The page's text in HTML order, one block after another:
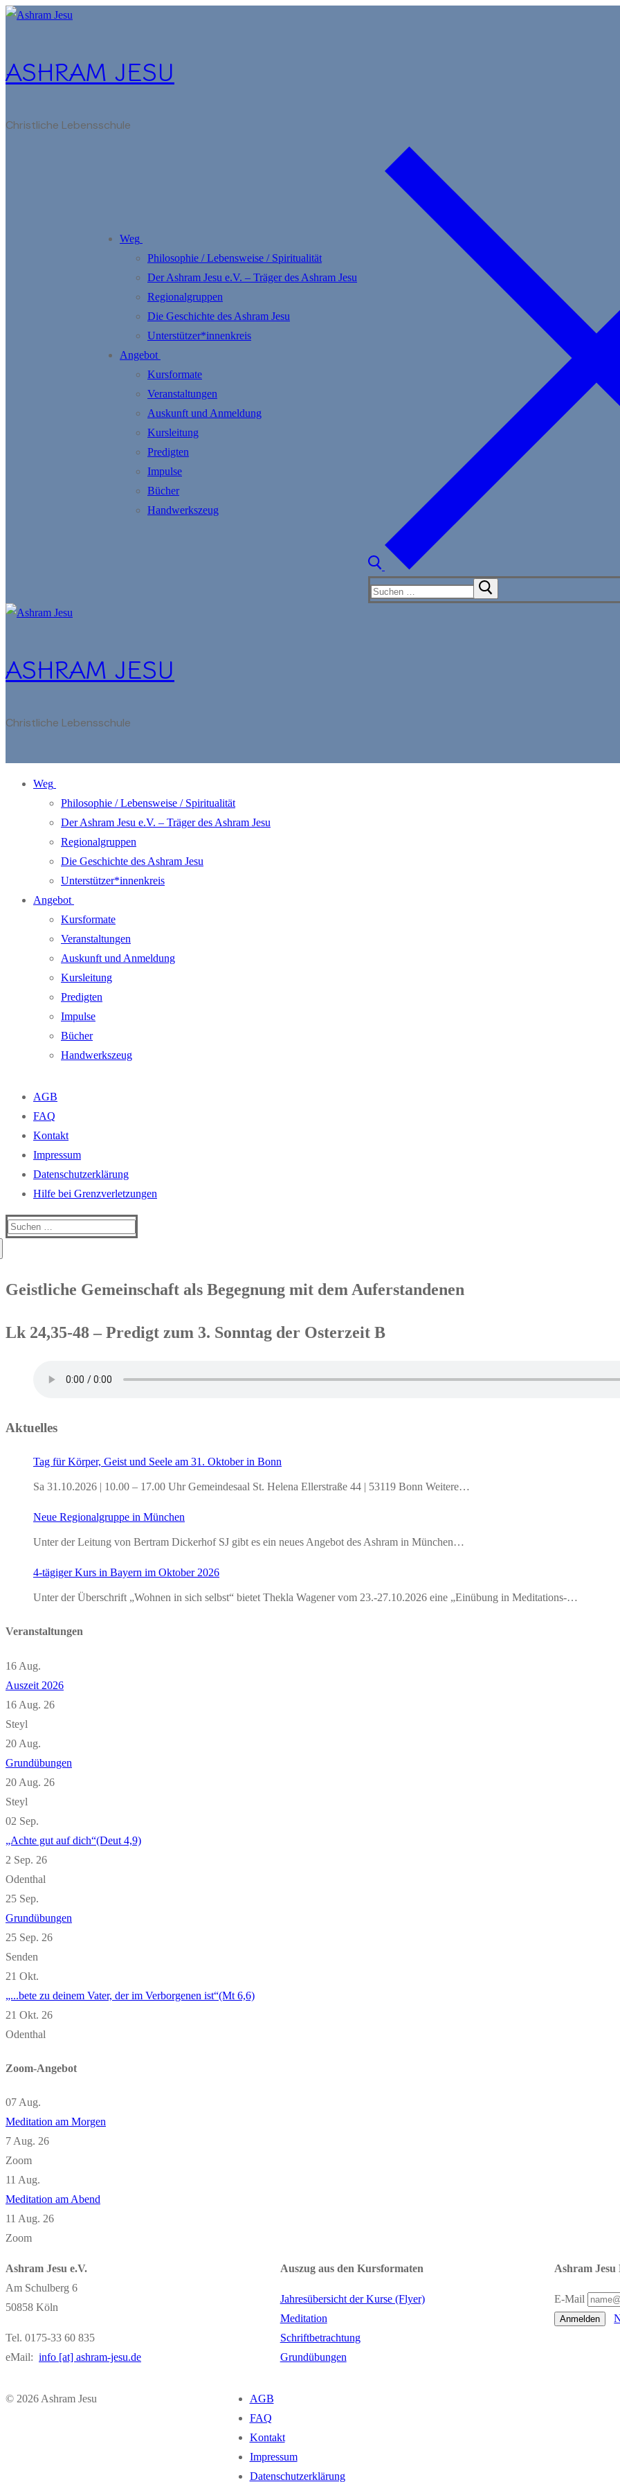
Zum
Menü
Schließen
ASHRAM JESU
Christliche Lebensschule
Weg
Philosophie / Lebensweise / Spiritualität
Der Ashram Jesu e.V. – Träger des Ashram Jesu
Regionalgruppen
Die Geschichte des Ashram Jesu
Unterstützer*innenkreis
Angebot
Kursformate
Veranstaltungen
Auskunft und Anmeldung
Kursleitung
Predigten
Impulse
Bücher
Handwerkszeug
Suchen
nach:
ASHRAM JESU
Christliche Lebensschule
Weg
Philosophie / Lebensweise / Spiritualität
Der Ashram Jesu e.V. – Träger des Ashram Jesu
Regionalgruppen
Die Geschichte des Ashram Jesu
Unterstützer*innenkreis
Angebot
Kursformate
Veranstaltungen
Auskunft und Anmeldung
Kursleitung
Predigten
Impulse
Bücher
Handwerkszeug
AGB
FAQ
Kontakt
Impressum
Datenschutzerklärung
Hilfe bei Grenzverletzungen
Suchen
Geistliche Gemeinschaft als Begegnung mit dem Auferstandenen
Lk 24,35-48 – Predigt zum 3. Sonntag der Osterzeit B
Aktuelles
Tag für Körper, Geist und Seele am 31. Oktober in Bonn
Sa 31.10.2026 | 10.00 – 17.00 Uhr Gemeindesaal St. Helena Ellerstraße 44 | 53119 Bonn Weitere…
Neue Regionalgruppe in München
Unter der Leitung von Bertram Dickerhof SJ gibt es ein neues Angebot des Ashram in München…
4-tägiger Kurs in Bayern im Oktober 2026
Unter der Überschrift „Wohnen in sich selbst“ bietet Thekla Wagener vom 23.-27.10.2026 eine „Einübung in Meditations-…
Veranstaltungen
16 Aug.
Auszeit 2026
16 Aug. 26
Steyl
20 Aug.
Grundübungen
20 Aug. 26
Steyl
02 Sep.
„Achte gut auf dich“(Deut 4,9)
2 Sep. 26
Odenthal
25 Sep.
Grundübungen
25 Sep. 26
Senden
21 Okt.
„...bete zu deinem Vater, der im Verborgenen ist“(Mt 6,6)
21 Okt. 26
Odenthal
Zoom-Angebot
07 Aug.
Meditation am Morgen
7 Aug. 26
Zoom
11 Aug.
Meditation am Abend
11 Aug. 26
Zoom
Ashram Jesu e.V.
Am Schulberg 6
50858 Köln
Tel. 0175-33 60 835
eMail: info [at] ashram-jesu.de
Auszug aus den Kursformaten
Jahresübersicht der Kurse (Flyer)
Meditation
Schriftbetrachtung
Grundübungen
Ashram Jesu
E-Mail
Anmelden
© 2026 Ashram Jesu
AGB
FAQ
Kontakt
Impressum
Datenschutzerklärung